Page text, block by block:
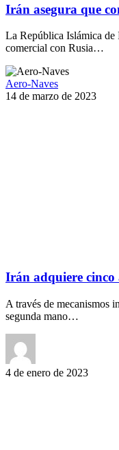
Irán asegura que
La República Islámica de
comercial con Rusia…
Aero-Naves
14 de marzo de 2023
Irán adquiere cinco
A través de mecanismos
segunda mano…
4 de enero de 2023